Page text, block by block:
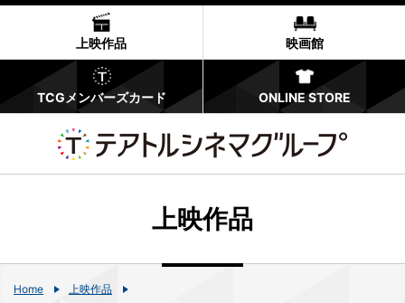
上映作品 映画館
TCGメンバーズカード ONLINE STORE
上映作品
Home
上映作品